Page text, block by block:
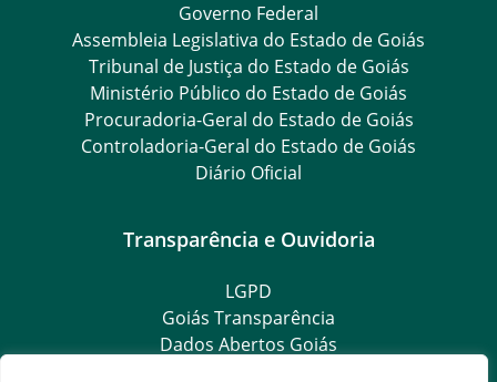
Governo Federal
Assembleia Legislativa do Estado de Goiás
Tribunal de Justiça do Estado de Goiás
Ministério Público do Estado de Goiás
Procuradoria-Geral do Estado de Goiás
Controladoria-Geral do Estado de Goiás
Diário Oficial
Transparência e Ouvidoria
LGPD
Goiás Transparência
Dados Abertos Goiás